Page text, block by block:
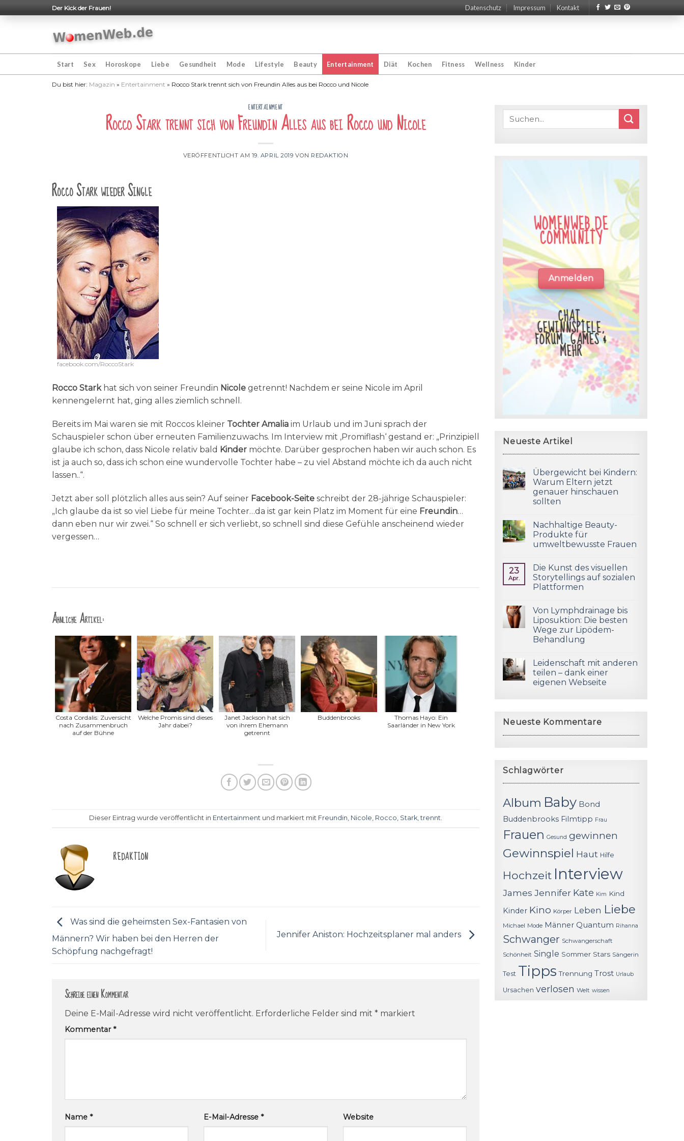
to
Der Kick der Frauen! Datenschutz Impressum Kontakt
Start Sex Horoskope Liebe Gesundheit Mode Lifestyle Beauty Entertainment Diät Kochen Fitness Wellness Kinder
Du bist hier: Magazin » Entertainment » Rocco Stark trennt sich von Freundin Alles aus bei Rocco und Nicole
ENTERTAINMENT
Rocco Stark trennt sich von Freundin Alles aus bei Rocco und Nicole
VERÖFFENTLICHT AM 19. APRIL 2019 VON REDAKTION
Rocco Stark wieder Single
facebook.com/RoccoStark
Rocco Stark hat sich von seiner Freundin Nicole getrennt! Nachdem er seine Nicole im April
kennengelernt hat, ging alles ziemlich schnell.
Bereits im Mai waren sie mit Roccos kleiner Tochter Amalia im Urlaub und im Juni sprach der
Schauspieler schon über erneuten Familienzuwachs. Im Interview mit ‚Promiflash‘ gestand er: „Prinzipiell
glaube ich schon, dass Nicole relativ bald Kinder möchte. Darüber gesprochen haben wir auch schon. Es
ist ja auch so, dass ich schon eine wundervolle Tochter habe – zu viel Abstand möchte ich da auch nicht
lassen..“.
Jetzt aber soll plötzlich alles aus sein? Auf seiner Facebook-Seite schreibt der 28-jährige Schauspieler:
„Ich glaube da ist so viel Liebe für meine Tochter…da ist gar kein Platz im Moment für eine Freundin…
dann eben nur wir zwei.“ So schnell er sich verliebt, so schnell sind diese Gefühle anscheinend wieder
vergessen…
Ähnliche Artikel:
Costa Cordalis: Zuversicht
nach Zusammenbruch
auf der Bühne
Welche Promis sind dieses
Jahr dabei?
Janet Jackson hat sich
von ihrem Ehemann
getrennt
Buddenbrooks
Thomas Hayo: Ein
Saarländer in New York
Dieser Eintrag wurde veröffentlicht in Entertainment und markiert mit Freundin, Nicole, Rocco, Stark,trennt.
REDAKTION
Was sind die geheimsten Sex-Fantasien von
Männern? Wir haben bei den Herren der
Schöpfung nachgefragt!
Jennifer Aniston: Hochzeitsplaner mal anders
Schreibe einen Kommentar
Deine E-Mail-Adresse wird nicht veröffentlicht. Erforderliche Felder sind mit * markiert
Kommentar*
Name * E-Mail-Adresse* Website
WOMENWEB.DE
COMMUNITY
Anmelden
CHAT,
GEWINNSPIELE,
FORUM, GAMES &
MEHR
Neueste Artikel
Übergewicht bei Kindern:
Warum Eltern jetzt
genauer hinschauen
sollten
Nachhaltige Beauty-
Produkte für
umweltbewusste Frauen
23
Apr.
Die Kunst des visuellen
Storytellings auf sozialen
Plattformen
Von Lymphdrainage bis
Liposuktion: Die besten
Wege zur Lipödem-
Behandlung
Leidenschaft mit anderen
teilen – dank einer
eigenen Webseite
Neueste Kommentare
Schlagwörter
Album Baby Bond
Buddenbrooks Filmtipp Frau
Frauen Gesund gewinnen
Gewinnspiel Haut Hilfe
Hochzeit Interview
James Jennifer Kate Kim Kind
Kinder Kino Körper Leben Liebe
Michael Mode Männer Quantum Rihanna
Schwanger Schwangerschaft
Schönheit Single Sommer Stars Sängerin
Test Tipps Trennung Trost Urlaub
Ursachen verlosen Welt wissen